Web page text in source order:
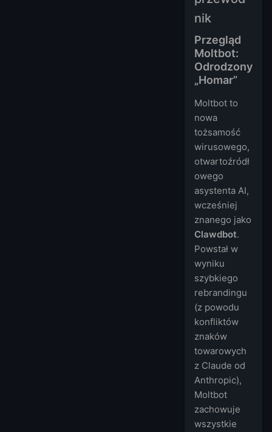
nik
Przegląd
Moltbot:
Odrodzony
„Homar”
Moltbot to
nowa
tożsamość
wirusowego,
otwartoźródł
owego
asystenta AI,
wcześniej
znanego jako
Clawdbot.
Powstał w
wyniku
szybkiego
rebrandingu
(z powodu
konfliktów
znaków
towarowych
z Claude od
Anthropic),
Moltbot
zachowuje
wszystkie